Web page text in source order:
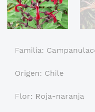
Familia:
Origen: Chile
Flor: Roja-naranja